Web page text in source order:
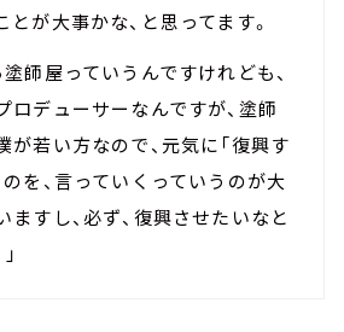
とが大事かな、と思ってます。
塗師屋っていうんですけれども、
ロデューサーなんですが、塗師
が若い方なので、元気に「復興す
のを、言っていくっていうのが大
ますし、必ず、復興させたいなと